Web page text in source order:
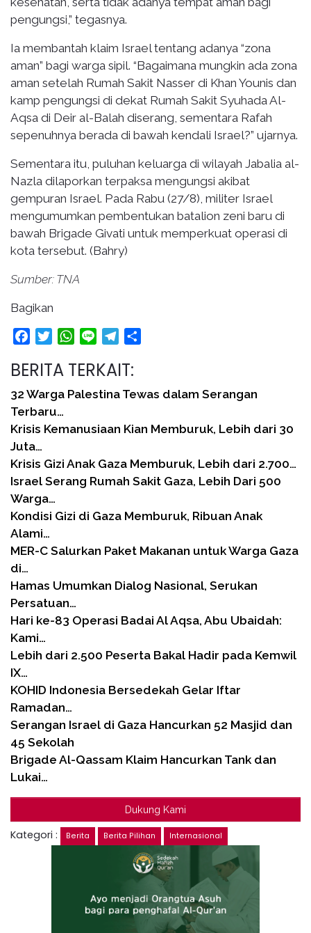
pengungsi,” tegasnya.
Ia membantah klaim Israel tentang adanya “zona
aman” bagi warga sipil. “Bagaimana mungkin ada zona
aman setelah Rumah Sakit Nasser di Khan Younis dan
kamp pengungsi di dekat Rumah Sakit Syuhada Al-
Aqsa di Deir al-Balah diserang, sementara Rafah
sepenuhnya berada di bawah kendali Israel?” ujarnya.
Sementara itu, puluhan keluarga di wilayah Jabalia al-
Nazla dilaporkan terpaksa mengungsi akibat
gempuran Israel. Pada Rabu (27/8), militer Israel
mengumumkan pembentukan batalion zeni baru di
bawah Brigade Givati untuk memperkuat operasi di
kota tersebut. (Bahry)
Sumber: TNA
Bagikan
FacebookTwitterWhatsApp
Line Telegram
BERITA TERKAIT:
32 Warga Palestina Tewas dalam Serangan
Terbaru…
Krisis Kemanusiaan Kian Memburuk, Lebih dari 30
Juta…
Krisis Gizi Anak Gaza Memburuk, Lebih dari 2.700…
Israel Serang Rumah Sakit Gaza, Lebih Dari 500
Warga…
Kondisi Gizi di Gaza Memburuk, Ribuan Anak
Alami…
MER-C Salurkan Paket Makanan untuk Warga Gaza
di…
Hamas Umumkan Dialog Nasional, Serukan
Persatuan…
Hari ke-83 Operasi Badai Al Aqsa, Abu Ubaidah:
Kami…
Lebih dari 2.500 Peserta Bakal Hadir pada Kemwil
IX…
KOHID Indonesia Bersedekah Gelar Iftar
Ramadan…
Serangan Israel di Gaza Hancurkan 52 Masjid dan
45 Sekolah
Brigade Al-Qassam Klaim Hancurkan Tank dan
Lukai…
Dukung Kami
Kategori : Berita Berita Pilihan Internasional